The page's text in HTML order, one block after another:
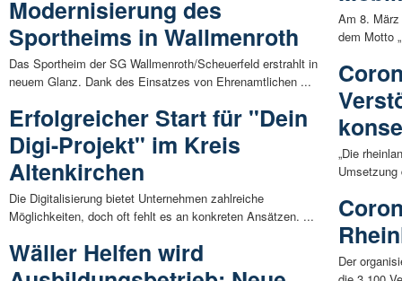
Modernisierung des
Sportheims in Wallmenroth
Das Sportheim der SG Wallmenroth/Scheuerfeld erstrahlt in
neuem Glanz. Dank des Einsatzes von Ehrenamtlichen ...
Erfolgreicher Start für "Dein
Digi-Projekt" im Kreis
Altenkirchen
Die Digitalisierung bietet Unternehmen zahlreiche
Möglichkeiten, doch oft fehlt es an konkreten Ansätzen. ...
Wäller Helfen wird
Am 8.
dem Motto
„Die
Der